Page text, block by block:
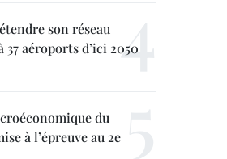
son réseau
aéroports d’ici 2050
du
à l’épreuve au 2e